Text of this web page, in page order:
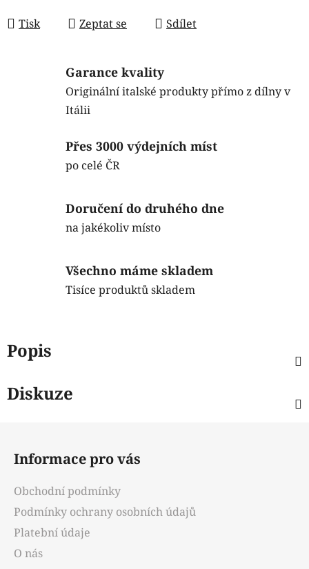
Tisk Zeptat se Sdílet
Garance kvality
Originální italské produkty přímo z dílny v
Itálii
Přes 3000 výdejních míst
po celé ČR
Doručení do druhého dne
na jakékoliv místo
Všechno máme skladem
Tisíce produktů skladem
Popis
Diskuze
Informace pro vás
Obchodní podmínky
Podmínky ochrany osobních údajů
Platební údaje
O nás